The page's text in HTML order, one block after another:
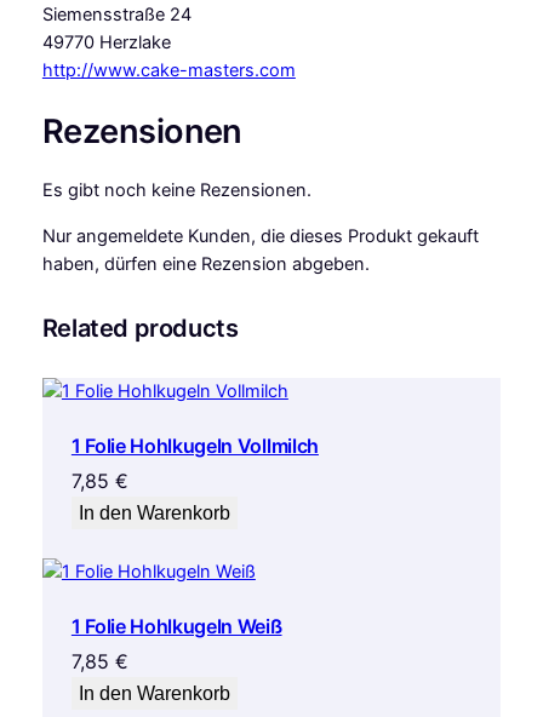
Siemensstraße 24
49770 Herzlake
http://www.cake-masters.com
Rezensionen
Es gibt noch keine Rezensionen.
Nur angemeldete Kunden, die dieses Produkt gekauft
haben, dürfen eine Rezension abgeben.
Related products
1 Folie Hohlkugeln Vollmilch
7,85 €
In den Warenkorb
1 Folie Hohlkugeln Weiß
7,85 €
In den Warenkorb